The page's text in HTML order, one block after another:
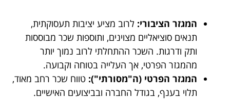
המגזר הציבורי: לרוב מציע יציבות תעסוקתית,
תנאים סוציאליים מצוינים, ותוספות שכר מבוססות
ותק ודרגות. השכר ההתחלתי לרוב נמוך יותר
מהמגזר הפרטי, אך העלייה בטוחה וקבועה.
המגזר הפרטי (ה"מסורתי"): טווח שכר רחב מאוד,
תלוי בענף, בגודל החברה ובביצועים האישיים.